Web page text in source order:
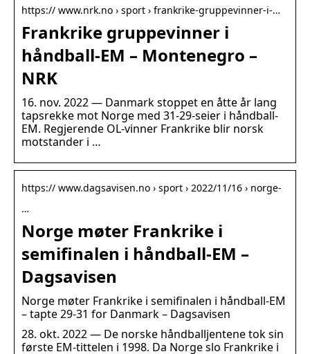
https:// www.nrk.no › sport › frankrike-gruppevinner-i-…
Frankrike gruppevinner i
håndball-EM – Montenegro –
NRK
16. nov. 2022 — Danmark stoppet en åtte år lang
tapsrekke mot Norge med 31-29-seier i håndball-
EM. Regjerende OL-vinner Frankrike blir norsk
motstander i …
https:// www.dagsavisen.no › sport › 2022/11/16 › norge-
…
Norge møter Frankrike i
semifinalen i håndball-EM –
Dagsavisen
Norge møter Frankrike i semifinalen i håndball-EM
– tapte 29-31 for Danmark – Dagsavisen
28. okt. 2022 — De norske håndballjentene tok sin
første EM-tittelen i 1998. Da Norge slo Frankrike i